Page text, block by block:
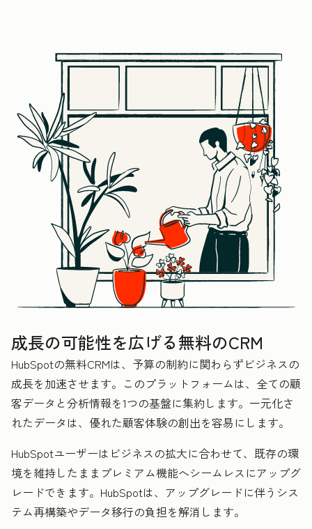
成長の可能性を広げる無料のCRM
HubSpotの無料CRMは、予算の制約に関わらずビジネスの
成長を加速させます。このプラットフォームは、全ての顧
客データと分析情報を1つの基盤に集約します。一元化さ
れたデータは、優れた顧客体験の創出を容易にします。
HubSpotユーザーはビジネスの拡大に合わせて、既存の環
境を維持したままプレミアム機能へシームレスにアップグ
レードできます。HubSpotは、アップグレードに伴うシス
テム再構築やデータ移行の負担を解消します。